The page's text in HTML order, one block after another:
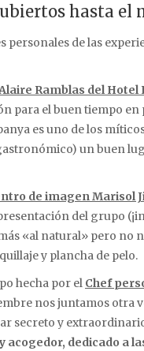
hasta el
de las
Ramblas del Hotel
para el buen tiempo
es uno de los
un buen
de imagenMarisol
del grupo
«al natural» pero no
y plancha de pelo.
hecha por el Chef
nos juntamos otra
secreto y
acogedor, dedicado a